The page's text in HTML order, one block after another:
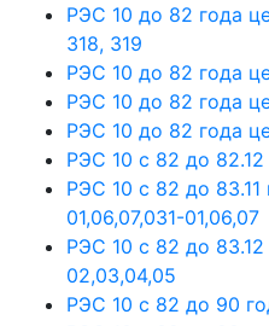
РЭС 10 до 82 года
318, 319
РЭС 10 до 82 года
РЭС 10 до 82 года
РЭС 10 до 82 года
РЭС 10 с 82 до
РЭС 10 с 82 до 83.11
01,06,07,031-01,06,07
РЭС 10 с 82 до
02,03,04,05
РЭС 10 с 82 до 90